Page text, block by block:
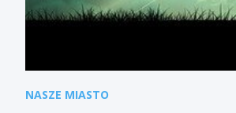
NASZE MIASTO